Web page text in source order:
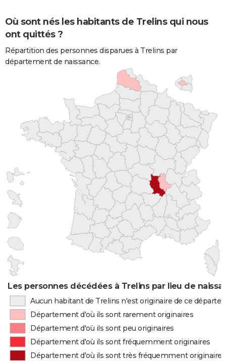
Où sont nés les habitants de Trelins qui nous
ont quittés ?
Répartition des personnes disparues à Trelins par
département de naissance.
Les personnes décédées à Trelins par lieu de
Aucun habitant de Trelins n'est originaire de ce
Département d'où ils sont rarement originaires
Département d'où ils sont peu originaires
Département d'où ils sont fréquemment originaires
Département d'où ils sont très fréquemment originaires